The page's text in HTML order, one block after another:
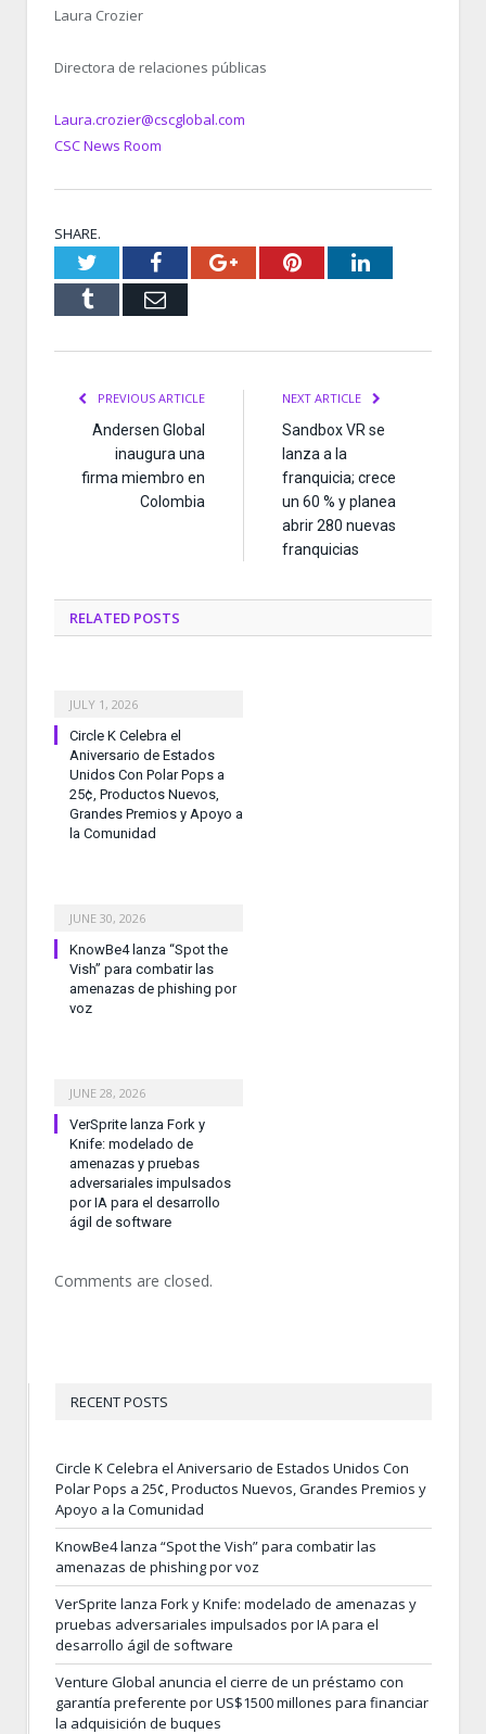
Laura Crozier
Directora de relaciones públicas
Laura.crozier@cscglobal.com
CSC News Room
SHARE.
TwitterFacebookGoogle+PinterestLinkedIn
Tumblr Email
PREVIOUS ARTICLE
Andersen Global
inaugura una
firma miembro en
Colombia
NEXT ARTICLE
Sandbox VR se
lanza a la
franquicia; crece
un 60 % y planea
abrir 280 nuevas
franquicias
RELATED POSTS
JULY 1, 2026
Circle K Celebra el
Aniversario de Estados
Unidos Con Polar Pops a
25¢, Productos Nuevos,
Grandes Premios y Apoyo a
la Comunidad
JUNE 30, 2026
KnowBe4 lanza “Spot the
Vish” para combatir las
amenazas de phishing por
voz
JUNE 28, 2026
VerSprite lanza Fork y
Knife: modelado de
amenazas y pruebas
adversariales impulsados
por IA para el desarrollo
ágil de software
Comments are closed.
RECENT POSTS
Circle K Celebra el Aniversario de Estados Unidos Con
Polar Pops a 25¢, Productos Nuevos, Grandes Premios y
Apoyo a la Comunidad
KnowBe4 lanza “Spot the Vish” para combatir las
amenazas de phishing por voz
VerSprite lanza Fork y Knife: modelado de amenazas y
pruebas adversariales impulsados por IA para el
desarrollo ágil de software
Venture Global anuncia el cierre de un préstamo con
garantía preferente por US$1500 millones para financiar
la adquisición de buques